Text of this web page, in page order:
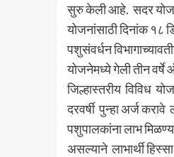
सुरु केली आहे. सदर
योजनांसाठी दिनांक १८
पशुसंवर्धन
योजनेमध्ये गेली तीन
जिल्हास्तरीय विविध
दरवर्षी पुन्हा अर्ज
पशुपालकांना लाभ
असल्याने लाभार्थी